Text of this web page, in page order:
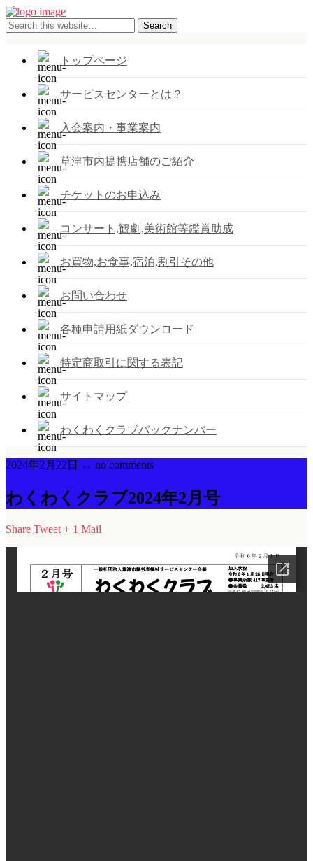
トップページ
サービスセンターとは？
入会案内・事業案内
草津市内提携店舗のご紹介
チケットのお申込み
コンサート,観劇,美術館等鑑賞助成
お買物,お食事,宿泊,割引その他
お問い合わせ
各種申請用紙ダウンロード
特定商取引に関する表記
サイトマップ
わくわくクラブバックナンバー
2024年2月22日 ↔ no comments
わくわくクラブ2024年2月号
Share Tweet + 1 Mail